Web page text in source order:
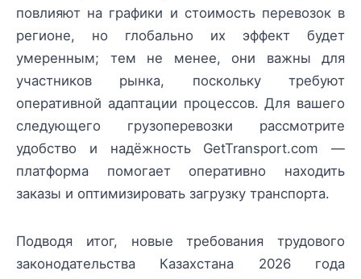
повлияют на графики и стоимость перевозок в
регионе, но глобально их эффект будет
умеренным; тем не менее, они важны для
участников рынка, поскольку требуют
оперативной адаптации процессов. Для вашего
следующего грузоперевозки рассмотрите
удобство и надёжность GetTransport.com —
платформа помогает оперативно находить
заказы и оптимизировать загрузку транспорта.
Подводя итог, новые требования трудового
законодательства Казахстана 2026 года